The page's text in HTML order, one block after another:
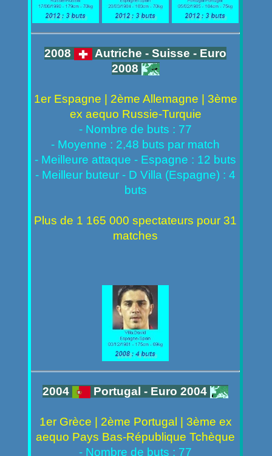
2008
Autriche - Suisse - Euro
2008
1er Espagne | 2ème Allemagne | 3ème
ex aequo Russie-Turquie
- Nombre de buts : 77
- Moyenne : 2,48 buts par match
- Meilleure attaque - Espagne : 12 buts
- Meilleur buteur - D Villa (Espagne) : 4
buts
Plus de 1 165 000 spectateurs pour 31
matches
2004 Portugal - Euro 2004
1er Grèce | 2ème Portugal | 3ème ex
aequo Pays Bas-République Tchèque
- Nombre de buts : 77